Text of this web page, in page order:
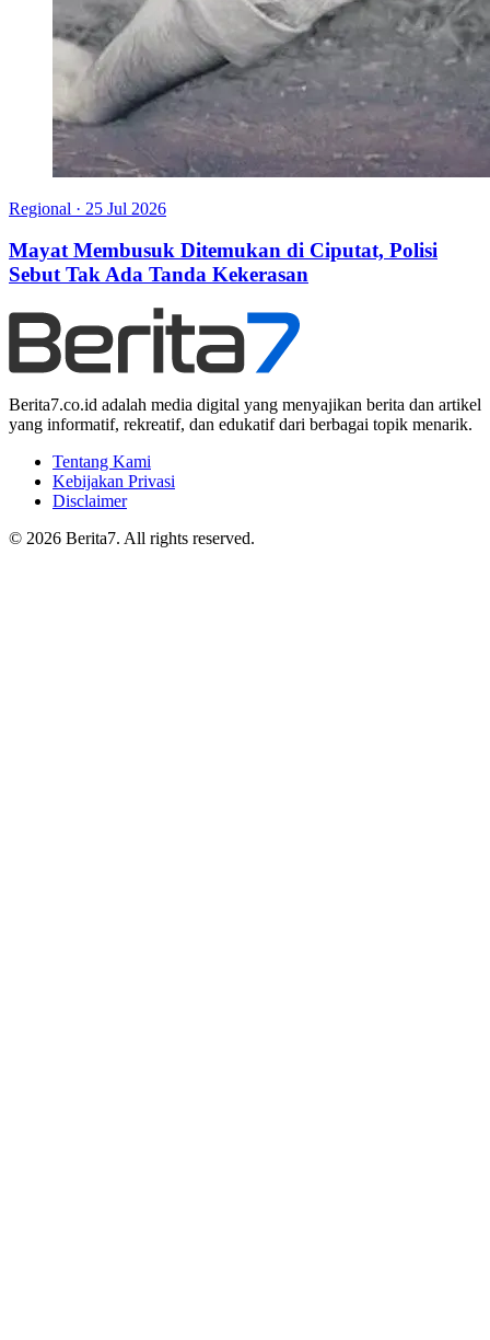
Regional · 25 Jul 2026
Mayat Membusuk Ditemukan di Ciputat, Polisi
Sebut Tak Ada Tanda Kekerasan
Berita7.co.id adalah media digital yang menyajikan berita dan artikel
yang informatif, rekreatif, dan edukatif dari berbagai topik menarik.
Tentang Kami
Kebijakan Privasi
Disclaimer
© 2026 Berita7. All rights reserved.